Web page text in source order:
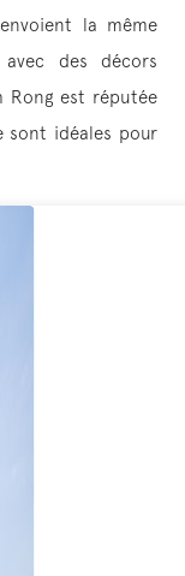
la même
avec des décors
Rong est réputée
sont idéales pour